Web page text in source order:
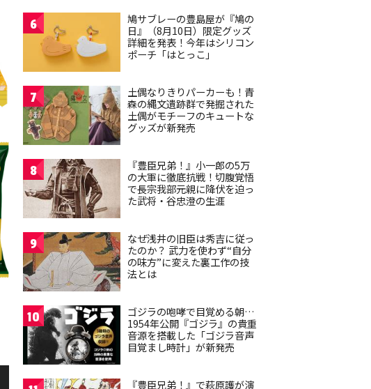
6
鳩サブレーの豊島屋が『鳩の
日』（8月10日）限定グッズ
詳細を発表！今年はシリコン
ポーチ「はとっこ」
7
土偶なりきりパーカーも！青
森の縄文遺跡群で発掘された
土偶がモチーフのキュートな
グッズが新発売
8
『豊臣兄弟！』小一郎の5万
の大軍に徹底抗戦！切腹覚悟
で長宗我部元親に降伏を迫っ
た武将・谷忠澄の生涯
9
なぜ浅井の旧臣は秀吉に従っ
たのか？ 武力を使わず“自分
の味方”に変えた裏工作の技
法とは
10
ゴジラの咆哮で目覚める朝…
1954年公開『ゴジラ』の貴重
音源を搭載した「ゴジラ音声
目覚まし時計」が新発売
『豊臣兄弟！』で萩原護が演